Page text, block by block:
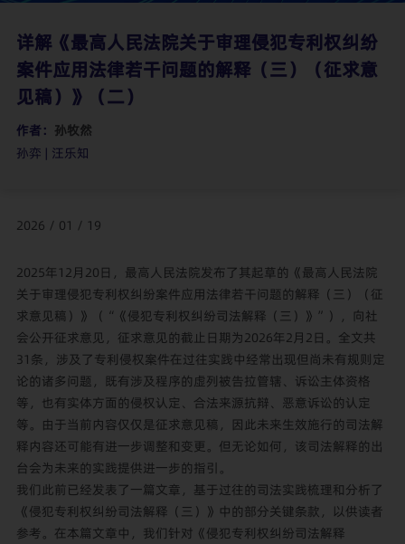
详解《最高人民法院关于审理侵犯专利权纠纷
案件应用法律若干问题的解释（三）（征求意
见稿）》（二）
作者： 孙牧然
孙弈 | 汪乐知
2026 / 01 / 19
2025年12月20日，最高人民法院发布了其起草的《最高人民法院
关于审理侵犯专利权纠纷案件应用法律若干问题的解释（三）（征
求意见稿）》（“《侵犯专利权纠纷司法解释（三）》”），向社
会公开征求意见，征求意见的截止日期为2026年2月2日。全文共
31条，涉及了专利侵权案件在过往实践中经常出现但尚未有规则定
论的诸多问题，既有涉及程序的虚列被告拉管辖、诉讼主体资格
等，也有实体方面的侵权认定、合法来源抗辩、恶意诉讼的认定
等。由于当前内容仅仅是征求意见稿，因此未来生效施行的司法解
释内容还可能有进一步调整和变更。但无论如何，该司法解释的出
台会为未来的实践提供进一步的指引。
我们此前已经发表了一篇文章，基于过往的司法实践梳理和分析了
《侵犯专利权纠纷司法解释（三）》中的部分关键条款，以供读者
参考。在本篇文章中，我们针对《侵犯专利权纠纷司法解释